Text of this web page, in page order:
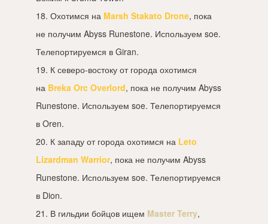
18. Охотимся на Marsh Stakato Drone, пока
не получим Abyss Runestone. Используем soe.
Телепортируемся в Giran.
19. К северо-востоку от города охотимся
на Breka Orc Overlord, пока не получим Abyss
Runestone. Используем soe. Телепортируемся
в Oren.
20. К западу от города охотимся на Leto
Lizardman Warrior, пока не получим Abyss
Runestone. Используем soe. Телепортируемся
в Dion.
21. В гильдии бойцов ищем Master Terry,